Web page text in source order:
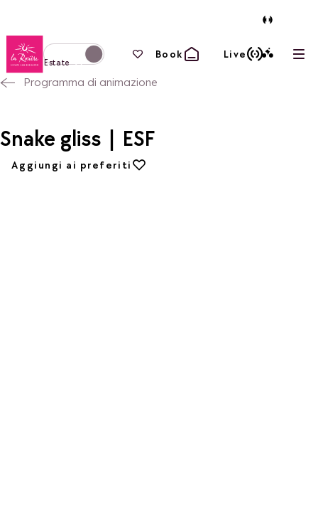
Torna alla home page
Passa alla modalità invernale
Estate
I tuoi preferiti
Book Live
Programma di animazione
Snake gliss | ESF
Aggiungi ai preferiti
Aggiungi ai preferiti